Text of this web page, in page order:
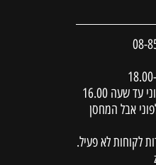
08-
שעה 16.00
אבל המחסן
לקוחות לא פעיל.